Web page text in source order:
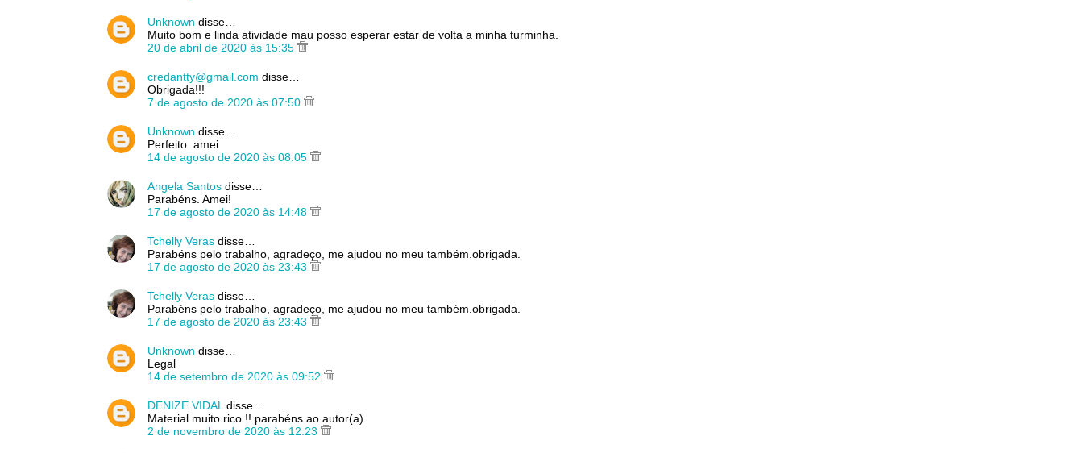
Unknown disse…
Muito bom e linda atividade mau posso esperar estar de volta a minha turminha.
20 de abril de 2020 às 15:35
credantty@gmail.com disse…
Obrigada!!!
7 de agosto de 2020 às 07:50
Unknown disse…
Perfeito..amei
14 de agosto de 2020 às 08:05
Angela Santos disse…
Parabéns. Amei!
17 de agosto de 2020 às 14:48
Tchelly Veras disse…
Parabéns pelo trabalho, agradeço, me ajudou no meu também.obrigada.
17 de agosto de 2020 às 23:43
Tchelly Veras disse…
Parabéns pelo trabalho, agradeço, me ajudou no meu também.obrigada.
17 de agosto de 2020 às 23:43
Unknown disse…
Legal
14 de setembro de 2020 às 09:52
DENIZE VIDAL disse…
Material muito rico !! parabéns ao autor(a).
2 de novembro de 2020 às 12:23